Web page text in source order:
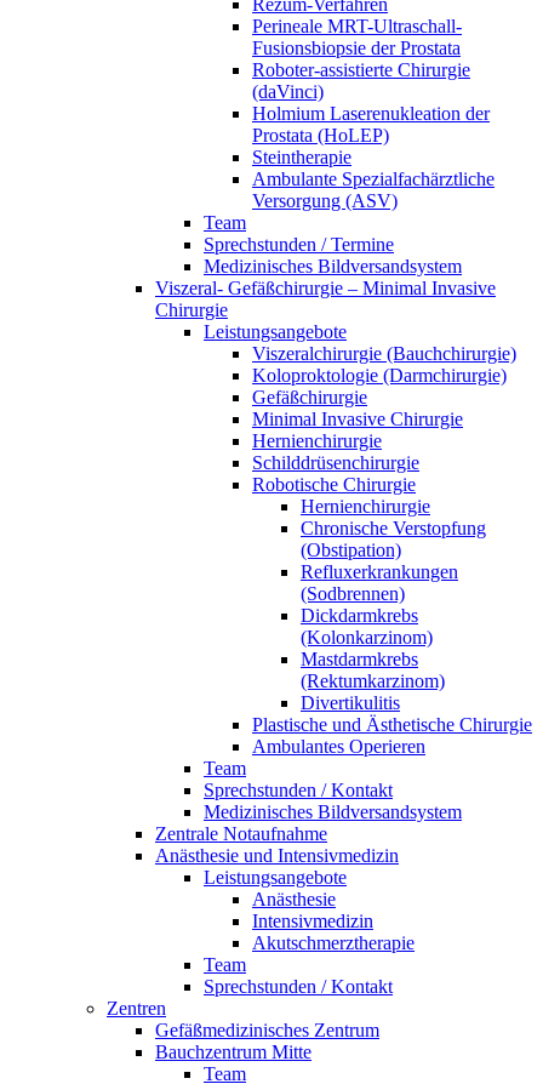
Perineale MRT-Ultraschall-
Fusionsbiopsie der Prostata
Roboter-assistierte Chirurgie
(daVinci)
Holmium Laserenukleation der
Prostata (HoLEP)
Steintherapie
Ambulante Spezialfachärztliche
Versorgung (ASV)
Team
Sprechstunden / Termine
Medizinisches Bildversandsystem
Viszeral- Gefäßchirurgie – Minimal Invasive
Chirurgie
Leistungsangebote
Viszeralchirurgie (Bauchchirurgie)
Koloproktologie (Darmchirurgie)
Gefäßchirurgie
Minimal Invasive Chirurgie
Hernienchirurgie
Schilddrüsenchirurgie
Robotische Chirurgie
Hernienchirurgie
Chronische Verstopfung
(Obstipation)
Refluxerkrankungen
(Sodbrennen)
Dickdarmkrebs
(Kolonkarzinom)
Mastdarmkrebs
(Rektumkarzinom)
Divertikulitis
Plastische und Ästhetische Chirurgie
Ambulantes Operieren
Team
Sprechstunden / Kontakt
Medizinisches Bildversandsystem
Zentrale Notaufnahme
Anästhesie und Intensivmedizin
Leistungsangebote
Anästhesie
Intensivmedizin
Akutschmerztherapie
Team
Sprechstunden / Kontakt
Zentren
Gefäßmedizinisches Zentrum
Bauchzentrum Mitte
Team